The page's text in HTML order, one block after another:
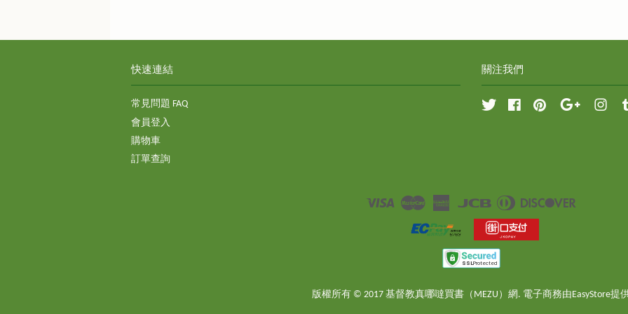
快速連結
常見問題 FAQ
會員登入
購物車
訂單查詢
關注我們
Twitter FacebookPinterest Google
Visa Master
American
JCB
Diners
版權所有 © 2017 基督教真哪噠買書（MEZU）網. 電子商務由 EasyStore提